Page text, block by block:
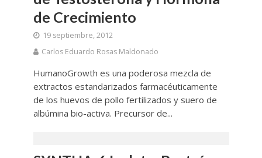
de Crecimiento
19 septiembre, 2012
Carlos Eduardo Rosas Maldonado
HumanoGrowth es una poderosa mezcla de
extractos estandarizados farmacéuticamente
de los huevos de pollo fertilizados y suero de
albúmina bio-activa. Precursor de...